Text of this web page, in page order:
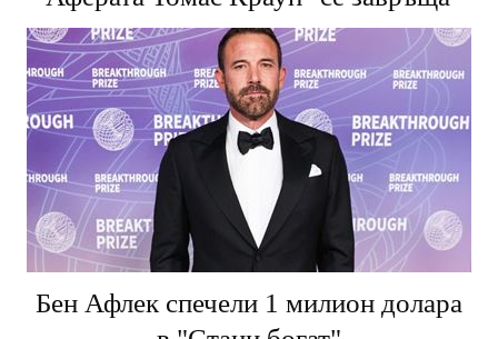
Бен Афлек спечели 1 милион долара